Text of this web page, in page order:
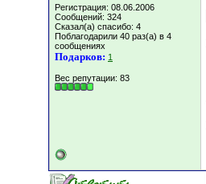
Регистрация: 08.06.2006
Сообщений: 324
Сказал(а) спасибо: 4
Поблагодарили 40 раз(а) в 4
сообщениях
Подарков: 1
Вес репутации: 83